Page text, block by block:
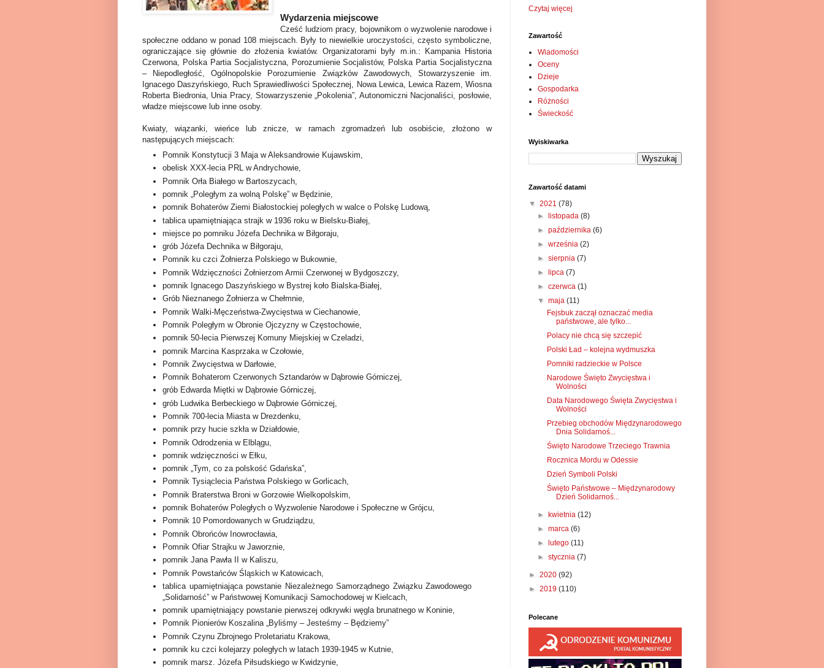
Wydarzenia miejscowe
Cześć ludziom pracy, bojownikom o wyzwolenie narodowe i
społeczne oddano w ponad 108 miejscach. Były to niewielkie uroczystości, często symboliczne,
ograniczające się głównie do złożenia kwiatów. Organizatorami były m.in.: Kampania Historia
Czerwona, Polska Partia Socjalistyczna, Porozumienie Socjalistów, Polska Partia Socjalistyczna
– Niepodległość, Ogólnopolskie Porozumienie Związków Zawodowych, Stowarzyszenie im.
Ignacego Daszyńskiego, Ruch Sprawiedliwości Społecznej, Nowa Lewica, Lewica Razem, Wiosna
Roberta Biedronia, Unia Pracy, Stowarzyszenie „Pokolenia”, Autonomiczni Nacjonaliści, posłowie,
władze miejscowe lub inne osoby.
Kwiaty, wiązanki, wieńce lub znicze, w ramach zgromadzeń lub osobiście, złożono w
następujących miejscach:
Pomnik Konstytucji 3 Maja w Aleksandrowie Kujawskim,
obelisk XXX-lecia PRL w Andrychowie,
Pomnik Orła Białego w Bartoszycach,
pomnik „Poległym za wolną Polskę” w Będzinie,
pomnik Bohaterów Ziemi Białostockiej poległych w walce o Polskę Ludową,
tablica upamiętniająca strajk w 1936 roku w Bielsku-Białej,
miejsce po pomniku Józefa Dechnika w Biłgoraju,
grób Józefa Dechnika w Biłgoraju,
Pomnik ku czci Żołnierza Polskiego w Bukownie,
Pomnik Wdzięczności Żołnierzom Armii Czerwonej w Bydgoszczy,
pomnik Ignacego Daszyńskiego w Bystrej koło Bialska-Białej,
Grób Nieznanego Żołnierza w Chełmnie,
Pomnik Walki-Męczeństwa-Zwycięstwa w Ciechanowie,
Pomnik Poległym w Obronie Ojczyzny w Częstochowie,
pomnik 50-lecia Pierwszej Komuny Miejskiej w Czeladzi,
pomnik Marcina Kasprzaka w Czołowie,
Pomnik Zwycięstwa w Darłowie,
Pomnik Bohaterom Czerwonych Sztandarów w Dąbrowie Górniczej,
grób Edwarda Miętki w Dąbrowie Górniczej,
grób Ludwika Berbeckiego w Dąbrowie Górniczej,
Pomnik 700-lecia Miasta w Drezdenku,
pomnik przy hucie szkła w Działdowie,
Pomnik Odrodzenia w Elblągu,
pomnik wdzięczności w Ełku,
pomnik „Tym, co za polskość Gdańska”,
Pomnik Tysiąclecia Państwa Polskiego w Gorlicach,
Pomnik Braterstwa Broni w Gorzowie Wielkopolskim,
pomnik Bohaterów Poległych o Wyzwolenie Narodowe i Społeczne w Grójcu,
Pomnik 10 Pomordowanych w Grudziądzu,
Pomnik Obrońców Inowrocławia,
Pomnik Ofiar Strajku w Jaworznie,
pomnik Jana Pawła II w Kaliszu,
Pomnik Powstańców Śląskich w Katowicach,
tablica upamiętniająca powstanie Niezależnego Samorządnego Związku Zawodowego
„Solidarność” w Państwowej Komunikacji Samochodowej w Kielcach,
pomnik upamiętniający powstanie pierwszej odkrywki węgla brunatnego w Koninie,
Pomnik Pionierów Koszalina „Byliśmy – Jesteśmy – Będziemy”
Pomnik Czynu Zbrojnego Proletariatu Krakowa,
pomnik ku czci kolejarzy poległych w latach 1939-1945 w Kutnie,
pomnik marsz. Józefa Piłsudskiego w Kwidzynie,
Czytaj więcej
Zawartość
Wiadomości
Oceny
Dzieje
Gospodarka
Różności
Świeckość
Wyiskiwarka
Zawartość datami
▼ 2021 (78)
►listopada(8)
►października(6)
►września(2)
►sierpnia(7)
►lipca(7)
►czerwca(1)
▼maja(11)
Fejsbuk zaczął oznaczać media
państwowe, ale tylko...
Polacy nie chcą się szczepić
Polski Ład – kolejna wydmuszka
Pomniki radzieckie w Polsce
Narodowe Święto Zwycięstwa i
Wolności
Data Narodowego Święta Zwycięstwa i
Wolności
Przebieg obchodów Międzynarodowego
Dnia Solidarnoś...
Święto Narodowe Trzeciego Trawnia
Rocznica Mordu w Odessie
Dzień Symboli Polski
Święto Państwowe – Międzynarodowy
Dzień Solidarnoś...
►kwietnia(12)
►marca(6)
►lutego(11)
►stycznia(7)
► 2020 (92)
► 2019 (110)
Polecane